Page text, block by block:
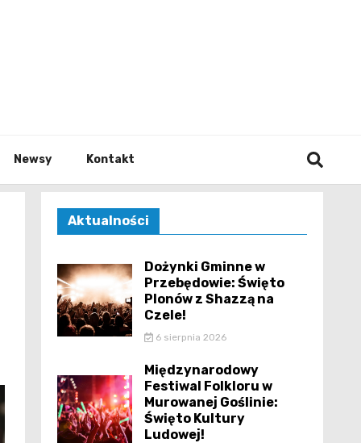
Newsy Kontakt
Aktualności
Dożynki Gminne w
Przebędowie: Święto
Plonów z Shazzą na
Czele!
6 sierpnia 2026
Międzynarodowy
Festiwal Folkloru w
Murowanej Goślinie:
Święto Kultury
Ludowej!